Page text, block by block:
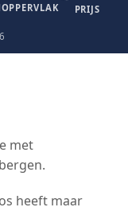
PRIJS
met
heeft maar